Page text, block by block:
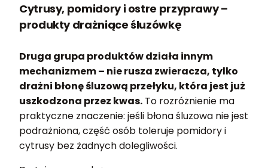
Cytrusy, pomidory i ostre przyprawy –
produkty drażniące śluzówkę
Druga grupa produktów działa innym
mechanizmem – nie rusza zwieracza, tylko
drażni błonę śluzową przełyku, która jest już
uszkodzona przez kwas. To rozróżnienie ma
praktyczne znaczenie: jeśli błona śluzowa nie jest
podrażniona, część osób toleruje pomidory i
cytrusy bez żadnych dolegliwości.